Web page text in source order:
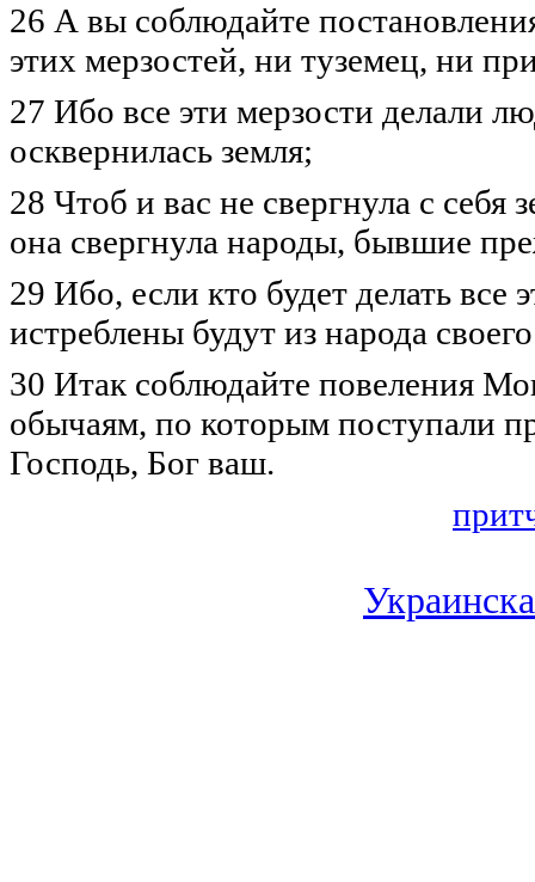
26 А вы соблюдайте
этих мерзостей, ни туземец, ни
27 Ибо все эти мерзости делали
осквернилась земля;
28 Чтоб и вас не свергнула с себя
она свергнула народы, бывшие
29 Ибо, если кто будет делать
истреблены будут из народа
30 Итак соблюдайте повеления
обычаям, по которым поступали
Господь, Бог ваш.